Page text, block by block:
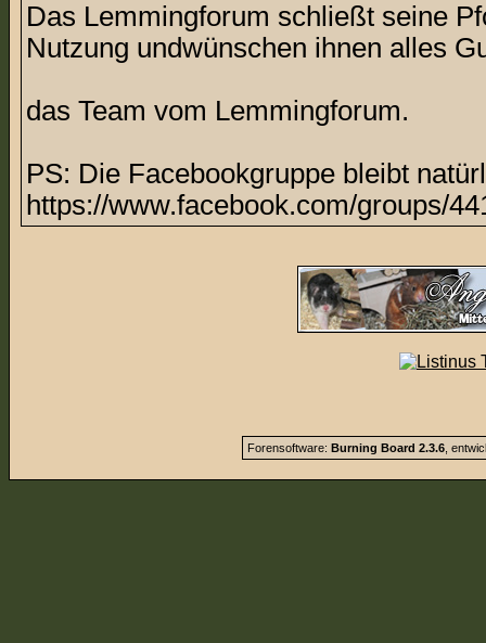
Das Lemmingforum schließt seine
Nutzung undwünschen ihnen alles
das Team vom Lemmingforum.
PS: Die Facebookgruppe bleibt
https://www.facebook.com/groups/
Forensoftware: Burning Board 2.3.6,